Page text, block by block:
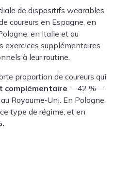
de dispositifs wearables
coureurs en Espagne, en
en Italie et au
exercices supplémentaires
à leur routine.
proportion de coureurs qui
complémentaire —42 %—
Royaume‑Uni. En Pologne,
type de régime, et en